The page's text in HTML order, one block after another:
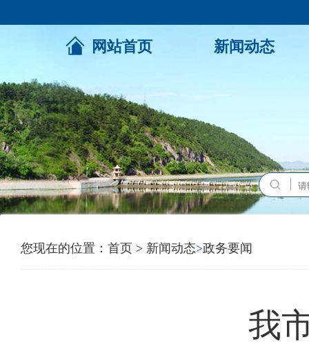
网站首页 新闻动态
您现在的位置： 首页 > 新闻动态>政务要闻
我